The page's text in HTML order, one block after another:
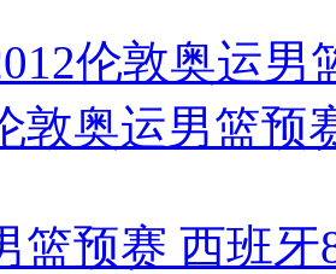
伦敦奥运男
敦奥运男篮预
篮预赛 西班牙